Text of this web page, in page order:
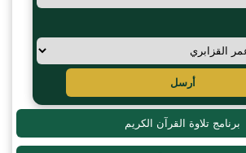
أرسل
برنامج تلاوة القرآن الكريم